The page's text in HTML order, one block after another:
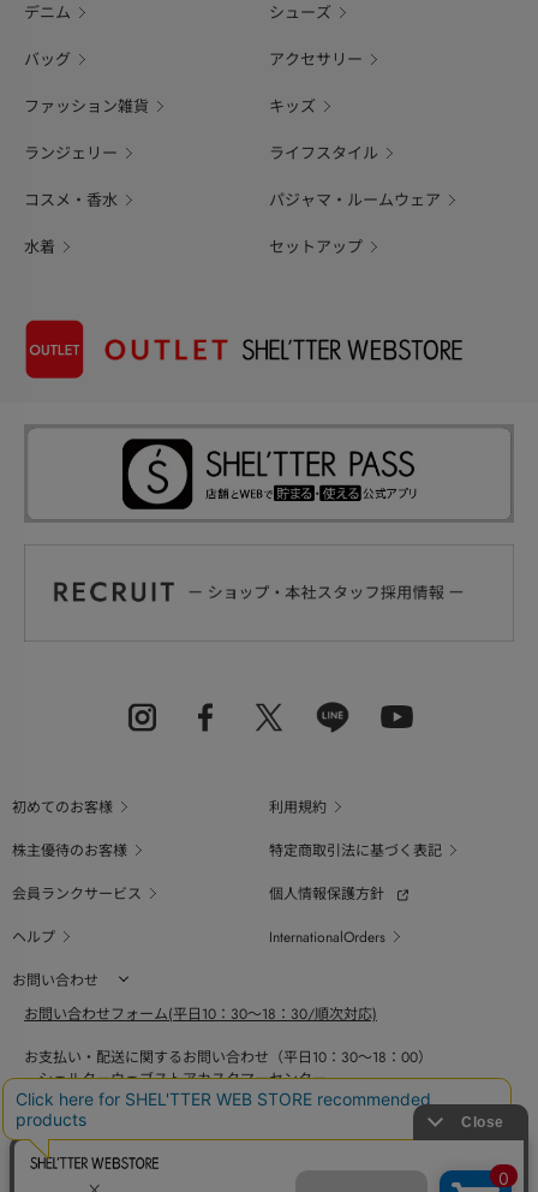
デニム シューズ
バッグ アクセサリー
ファッション雑貨 キッズ
ランジェリー ライフスタイル
コスメ・香水 パジャマ・ルームウェア
水着 セットアップ
初めてのお客様
利用規約
株主優待のお客様
特定商取引法に基づく表記
会員ランクサービス
個人情報保護方針
ヘルプ
InternationalOrders
お問い合わせ
お問い合わせフォーム(平日10：30～18：30/順次対応)
お支払い・配送に関するお問い合わせ（平日10：30～18：00）
シェルターウェブストアカスタマーセンター
0800-123-6820
商品の素材、サイズ、仕様等に関するお問い合せ（平日10：30～18：00）
バロックジャパンリミテッドコールセンター
03-6730-9191